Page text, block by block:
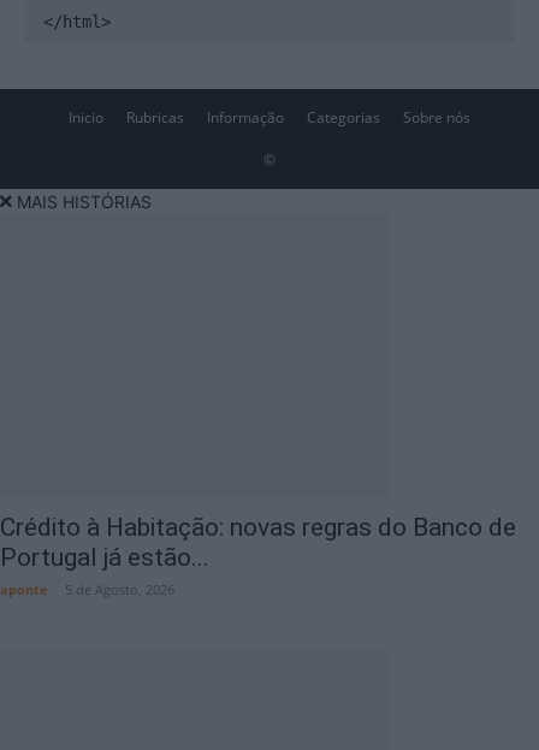
</html>
Inicio Rubricas Informação Categorias Sobre nós
©
MAIS HISTÓRIAS
Crédito à Habitação: novas regras do Banco de
Portugal já estão...
aponte 5 de Agosto, 2026